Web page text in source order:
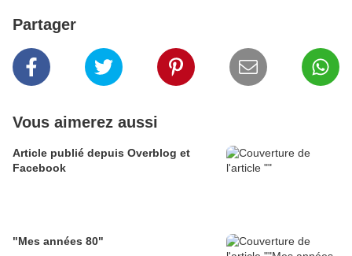
Partager
Vous aimerez aussi
Article publié depuis Overblog et
Facebook
"Mes années 80"